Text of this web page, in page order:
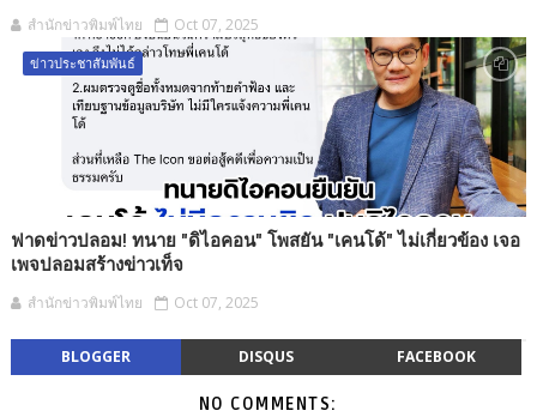
สำนักข่าวพิมพ์ไทย Oct 07, 2025
ข่าวประชาสัมพันธ์
ฟาดข่าวปลอม! ทนาย "ดิไอคอน" โพสยัน "เคนโด้" ไม่เกี่ยวข้อง เจอ
เพจปลอมสร้างข่าวเท็จ
สำนักข่าวพิมพ์ไทย Oct 07, 2025
BLOGGER DISQUS FACEBOOK
NO COMMENTS: